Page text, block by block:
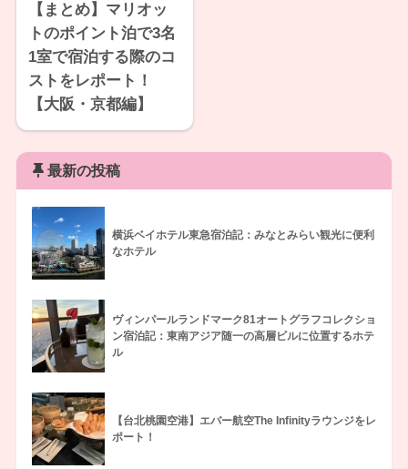
【まとめ】マリオッ
トのポイント泊で3名
1室で宿泊する際のコ
ストをレポート！
【大阪・京都編】
最新の投稿
横浜ベイホテル東急宿泊記：みなとみらい観光に便利
なホテル
ヴィンパールランドマーク81オートグラフコレクショ
ン宿泊記：東南アジア随一の高層ビルに位置するホテ
ル
【台北桃園空港】エバー航空The Infinityラウンジをレ
ポート！